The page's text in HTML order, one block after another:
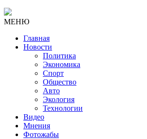
МЕНЮ
Главная
Новости
Политика
Экономика
Спорт
Общество
Авто
Экология
Технологии
Видео
Мнения
Фотожабы